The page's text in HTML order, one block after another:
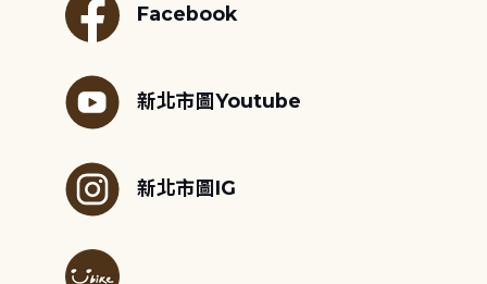
Facebook
新北市圖Youtube
新北市圖IG